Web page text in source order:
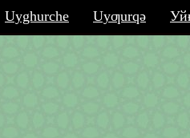
Uyghurche Uyƣurqә